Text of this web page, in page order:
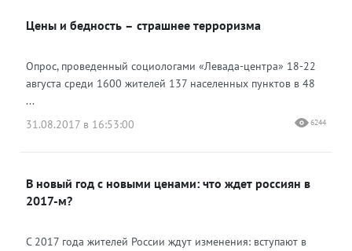
Цены и бедность – страшнее терроризма
Опрос, проведенный социологами «Левада-центра» 18-22
августа среди 1600 жителей 137 населенных пунктов в 48
...
31.08.2017 в 16:53:00
6244
В новый год с новыми ценами: что ждет россиян в
2017-м?
С 2017 года жителей России ждут изменения: вступают в